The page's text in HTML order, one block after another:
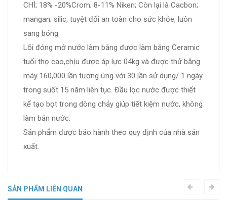
CHÌ; 18% -20%Crom; 8-11% Niken; Còn lại là Cacbon;
mangan; silic, tuyệt đối an toàn cho sức khỏe, luôn
sang bóng.
Lõi đóng mở nước làm bằng được làm bằng Ceramic
tuổi thọ cao,chịu được áp lực 04kg và được thử bằng
máy 160,000 lần tương ứng với 30 lần sử dụng/ 1 ngày
trong suốt 15 năm liên tục. Đầu lọc nước được thiết
kế tạo bọt trong dòng chảy giúp tiết kiệm nước, không
làm bắn nước.
Sản phẩm được bảo hành theo quy định của nhà sản
xuất.
SẢN PHẨM LIÊN QUAN